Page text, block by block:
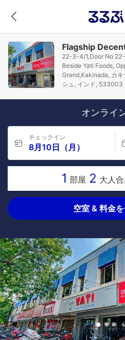
Flagship
22-3-4/1,Door No
Beside Yati Foods,
Grand,Kakinada, カ
シュ, インド, 533003
オンライ
チェックイン
8月10日（月）
1 部屋 2 大人
空室 & 料金